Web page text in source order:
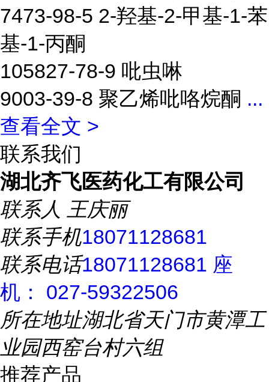
7473-98-5 2-羟基-2-甲基-1-苯
基-1-丙酮
105827-78-9 吡虫啉
9003-39-8 聚乙烯吡咯烷酮 ...
查看全文 >
联系我们
湖北齐飞医药化工有限公司
联系人 王庆丽
联系手机18071128681
联系电话18071128681 座
机： 027-59322506
所在地址湖北省天门市黄潭工
业园西窑台村六组
推荐产品